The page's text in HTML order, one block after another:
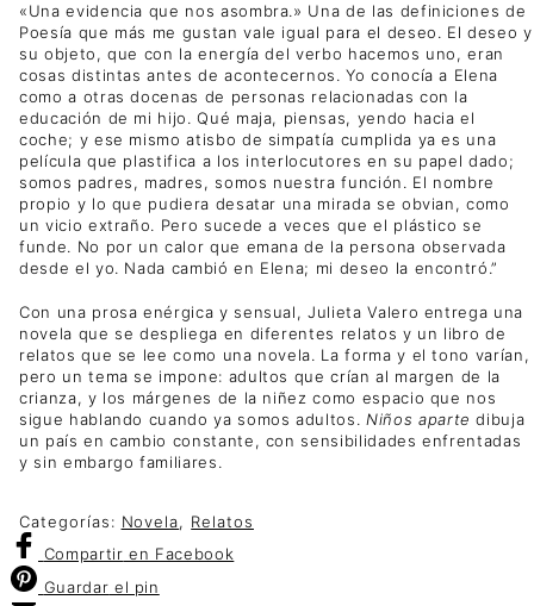
«Una evidencia que nos asombra.» Una de las definiciones de
Poesía que más me gustan vale igual para el deseo. El deseo y
su objeto, que con la energía del verbo hacemos uno, eran
cosas distintas antes de acontecernos. Yo conocía a Elena
como a otras docenas de personas relacionadas con la
educación de mi hijo. Qué maja, piensas, yendo hacia el
coche; y ese mismo atisbo de simpatía cumplida ya es una
película que plastifica a los interlocutores en su papel dado;
somos padres, madres, somos nuestra función. El nombre
propio y lo que pudiera desatar una mirada se obvian, como
un vicio extraño. Pero sucede a veces que el plástico se
funde. No por un calor que emana de la persona observada
desde el yo. Nada cambió en Elena; mi deseo la encontró.”
Con una prosa enérgica y sensual, Julieta Valero entrega una
novela que se despliega en diferentes relatos y un libro de
relatos que se lee como una novela. La forma y el tono varían,
pero un tema se impone: adultos que crían al margen de la
crianza, y los márgenes de la niñez como espacio que nos
sigue hablando cuando ya somos adultos. Niños aparte dibuja
un país en cambio constante, con sensibilidades enfrentadas
y sin embargo familiares.
Categorías: Novela, Relatos
Compartir en Facebook
Guardar el pin